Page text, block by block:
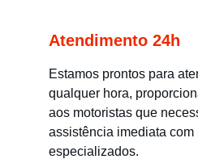
Atendimento 24h
Estamos prontos para
qualquer hora,
aos motoristas que
assistência imediata
especializados.